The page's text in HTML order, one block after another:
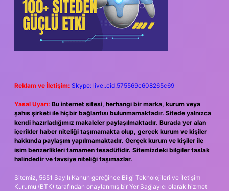
Reklam ve İletişim: Skype: live:.cid.575569c608265c69
Yasal Uyarı: Bu internet sitesi, herhangi bir marka, kurum veya
şahıs şirketi ile hiçbir bağlantısı bulunmamaktadır. Sitede yalnızca
kendi hazırladığımız makaleler paylaşılmaktadır. Burada yer alan
içerikler haber niteliği taşımamakta olup, gerçek kurum ve kişiler
hakkında paylaşım yapılmamaktadır. Gerçek kurum ve kişiler ile
isim benzerlikleri tamamen tesadüfidir. Sitemizdeki bilgiler taslak
halindedir ve tavsiye niteliği taşımazlar.
Sitemiz, 5651 Sayılı Kanun gereğince Bilgi Teknolojileri ve İletişim
Kurumu (BTK) tarafından onaylanmış bir Yer Sağlayıcı olarak hizmet